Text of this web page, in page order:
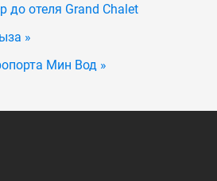
до отеля Grand Chalet
»
Мин Вод »